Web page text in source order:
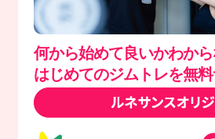
何から始めて良いかわか
はじめてのジムトレを無料